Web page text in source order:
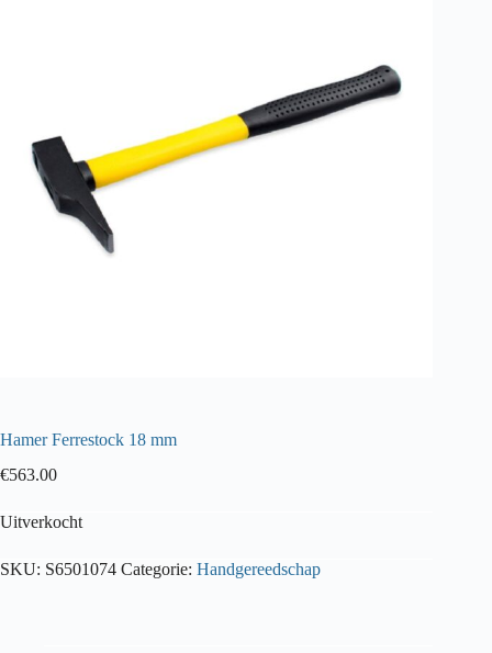
Hamer Ferrestock 18 mm
€563.00
Uitverkocht
SKU: S6501074 Categorie: Handgereedschap